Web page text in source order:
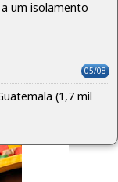
um isolamento
05/08
(1,7 mil